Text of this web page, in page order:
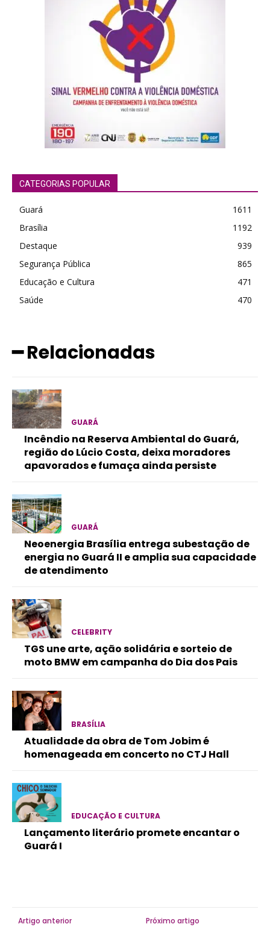
CATEGORIAS POPULAR
Guará
1611
Brasília
1192
Destaque
939
Segurança Pública
865
Educação e Cultura
471
Saúde
470
━ Relacionadas
GUARÁ
Incêndio na Reserva Ambiental do Guará,
região do Lúcio Costa, deixa moradores
apavorados e fumaça ainda persiste
GUARÁ
Neoenergia Brasília entrega subestação de
energia no Guará II e amplia sua capacidade
de atendimento
CELEBRITY
TGS une arte, ação solidária e sorteio de
moto BMW em campanha do Dia dos Pais
BRASÍLIA
Atualidade da obra de Tom Jobim é
homenageada em concerto no CTJ Hall
EDUCAÇÃO E CULTURA
Lançamento literário promete encantar o
Guará I
Artigo anterior Próximo artigo